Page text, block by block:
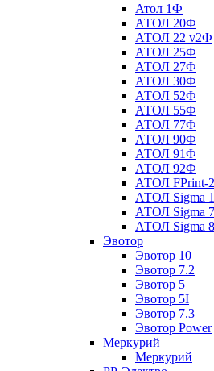
Атол 1Ф
АТОЛ 20Ф
АТОЛ 22 v2Ф
АТОЛ 25Ф
АТОЛ 27Ф
АТОЛ 30Ф
АТОЛ 52Ф
АТОЛ 55Ф
АТОЛ 77Ф
АТОЛ 90Ф
АТОЛ 91Ф
АТОЛ 92Ф
АТОЛ FPrint-
АТОЛ Sigma
АТОЛ Sigma
АТОЛ Sigma
Эвотор
Эвотор 10
Эвотор 7.2
Эвотор 5
Эвотор 5I
Эвотор 7.3
Эвотор Power
Меркурий
Меркурий